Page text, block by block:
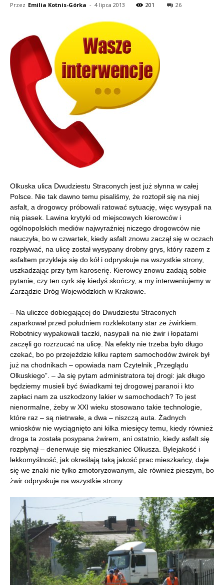
Przez Emilia Kotnis-Górka - 4 lipca 2013 201 26
Olkuska ulica Dwudziestu Straconych jest już słynna w całej
Polsce. Nie tak dawno temu pisaliśmy, że roztopił się na niej
asfalt, a drogowcy próbowali ratować sytuację, więc wysypali na
nią piasek. Lawina krytyki od miejscowych kierowców i
ogólnopolskich mediów najwyraźniej niczego drogowców nie
nauczyła, bo w czwartek, kiedy asfalt znowu zaczął się w oczach
rozpływać, na ulicę został wysypany drobny grys, który razem z
asfaltem przykleja się do kół i odpryskuje na wszystkie strony,
uszkadzając przy tym karoserię. Kierowcy znowu zadają sobie
pytanie, czy ten cyrk się kiedyś skończy, a my interweniujemy w
Zarządzie Dróg Wojewódzkich w Krakowie.
– Na uliczce dobiegającej do Dwudziestu Straconych
zaparkował przed południem rozklekotany star ze żwirkiem.
Robotnicy wypakowali taczki, nasypali na nie żwir i łopatami
zaczęli go rozrzucać na ulicę. Na efekty nie trzeba było długo
czekać, bo po przejeździe kilku raptem samochodów żwirek był
już na chodnikach – opowiada nam Czytelnik „Przeglądu
Olkuskiego”. – Ja się pytam administratora tej drogi: jak długo
będziemy musieli być świadkami tej drogowej paranoi i kto
zapłaci nam za uszkodzony lakier w samochodach? To jest
nienormalne, żeby w XXI wieku stosowano takie technologie,
które raz – są nietrwałe, a dwa – niszczą auta. Żadnych
wniosków nie wyciągnięto ani kilka miesięcy temu, kiedy również
droga ta została posypana żwirem, ani ostatnio, kiedy asfalt się
rozpłynął – denerwuje się mieszkaniec Olkusza. Bylejakość i
lekkomyślność, jak określają taką jakość prac mieszkańcy, daje
się we znaki nie tylko zmotoryzowanym, ale również pieszym, bo
żwir odpryskuje na wszystkie strony.